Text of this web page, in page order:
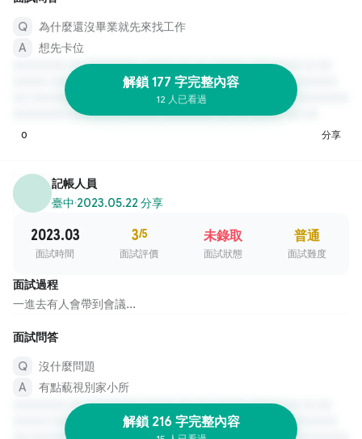
為什麼還沒畢業就先來找工作
想先卡位
解鎖 177 字完整內容
12 人已看過
0 分享
記帳人員
臺中·2023.05.22 分享
2023.03
面試時間
3/5
面試評價
未錄取
面試狀態
普通
面試難度
面試過程
一進去有人會帶到會議...
面試問答
沒什麼問題
有點藐視別家小所
解鎖 216 字完整內容